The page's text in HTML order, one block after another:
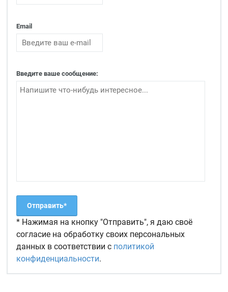
Email
Введите ваше сообщение:
* Нажимая на кнопку "Отправить", я даю своё
согласие на обработку своих персональных
данных в соответствии с политикой
конфиденциальности.